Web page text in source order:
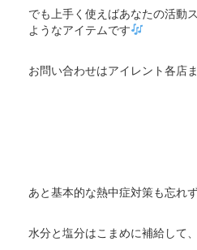
でも上手く使えばあなたの活動
ようなアイテムです
お問い合わせはアイレント各店
あと基本的な熱中症対策も忘れず
水分と塩分はこまめに補給して、